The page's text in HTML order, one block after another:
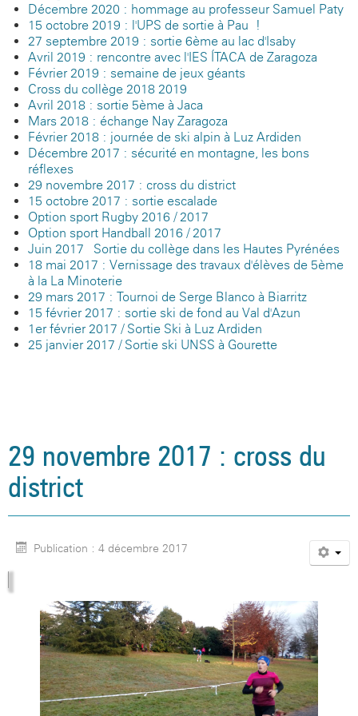
Décembre 2020 : hommage au professeur Samuel Paty
15 octobre 2019 : l'UPS de sortie à Pau !
27 septembre 2019 : sortie 6ème au lac d'Isaby
Avril 2019 : rencontre avec l'IES ÍTACA de Zaragoza
Février 2019 : semaine de jeux géants
Cross du collège 2018-2019
Avril 2018 : sortie 5ème à Jaca
Mars 2018 : échange Nay-Zaragoza
Février 2018 : journée de ski alpin à Luz-Ardiden
Décembre 2017 : sécurité en montagne, les bons
réflexes
29 novembre 2017 : cross du district
15 octobre 2017 : sortie escalade
Option sport Rugby 2016 / 2017
Option sport Handball 2016 / 2017
Juin 2017 - Sortie du collège dans les Hautes Pyrénées
18 mai 2017 : Vernissage des travaux d'élèves de 5ème
à la La Minoterie
29 mars 2017 : Tournoi de Serge Blanco à Biarritz
15 février 2017 : sortie ski de fond au Val d'Azun
1er février 2017 / Sortie Ski à Luz Ardiden
25 janvier 2017 / Sortie ski UNSS à Gourette
29 novembre 2017 : cross du
district
Publication : 4 décembre 2017